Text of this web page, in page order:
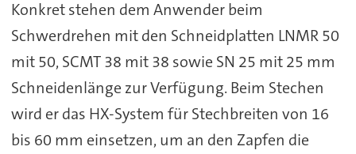
Konkret stehen dem Anwender beim
Schwerdrehen mit den Schneidplatten LNMR 50
mit 50, SCMT 38 mit 38 sowie SN 25 mit 25 mm
Schneidenlänge zur Verfügung. Beim Stechen
wird er das HX-System für Stechbreiten von 16
bis 60 mm einsetzen, um an den Zapfen die